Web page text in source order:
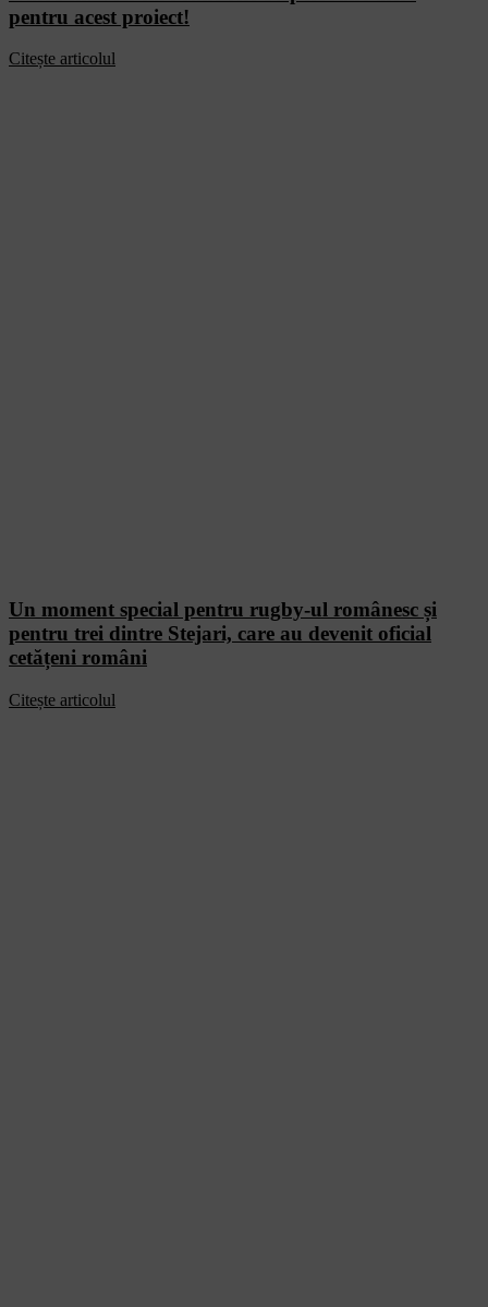
pentru acest proiect!
Citește articolul
Un moment special pentru rugby-ul românesc și
pentru trei dintre Stejari, care au devenit oficial
cetățeni români
Citește articolul